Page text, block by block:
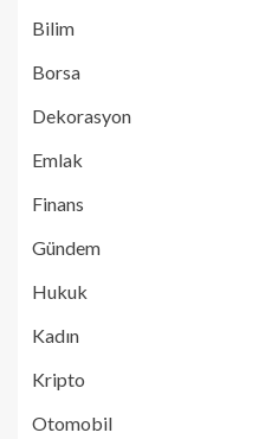
Bilim
Borsa
Dekorasyon
Emlak
Finans
Gündem
Hukuk
Kadın
Kripto
Otomobil